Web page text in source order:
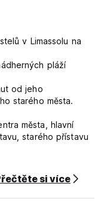
v Limassolu na
pláží
od jeho
starého města.
města, hlavní
starého přístavu
a ponořit se do
si více